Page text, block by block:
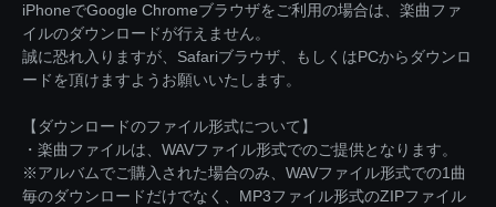
iPhoneでGoogle Chromeブラウザをご利用の場合は、楽曲ファ
イルのダウンロードが行えません。
誠に恐れ入りますが、Safariブラウザ、もしくはPCからダウンロ
ードを頂けますようお願いいたします。
【ダウンロードのファイル形式について】
・楽曲ファイルは、WAVファイル形式でのご提供となります。
※アルバムでご購入された場合のみ、WAVファイル形式での1曲
毎のダウンロードだけでなく、MP3ファイル形式のZIPファイル